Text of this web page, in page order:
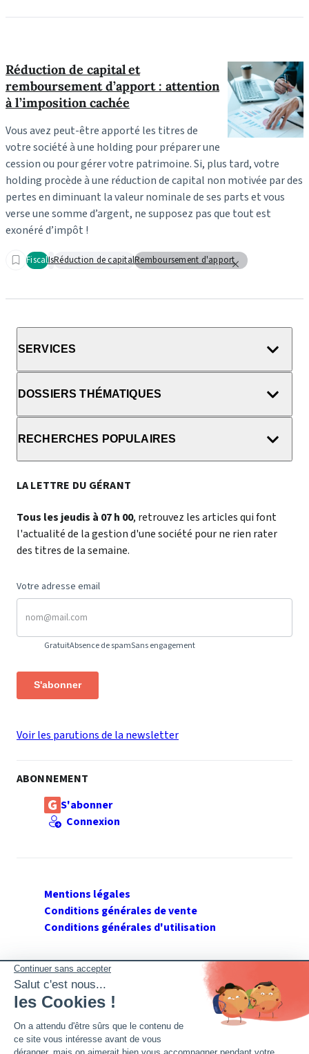
Réduction de capital et
remboursement d’apport : attention
à l’imposition cachée
Vous avez peut‑être apporté les titres de
votre société à une holding pour préparer une
cession ou pour gérer votre patrimoine. Si, plus tard, votre
holding procède à une réduction de capital non motivée par des
pertes en diminuant la valeur nominale de ses parts et vous
verse une somme d’argent, ne supposez pas que tout est
exonéré d’impôt !
FiscalIsRéduction de capitalRemboursement d'apport
SERVICES
DOSSIERS THÉMATIQUES
RECHERCHES POPULAIRES
LA LETTRE DU GÉRANT
Tous les jeudis à 07 h 00, retrouvez les articles qui font
l'actualité de la gestion d'une société pour ne rien rater
des titres de la semaine.
Votre adresse email
GratuitAbsence de spamSans engagement
S'abonner
Voir les parutions de la newsletter
ABONNEMENT
S'abonner
Connexion
Mentions légales
Conditions générales de vente
Conditions générales d'utilisation
SUIVEZ GERANT DE SARL